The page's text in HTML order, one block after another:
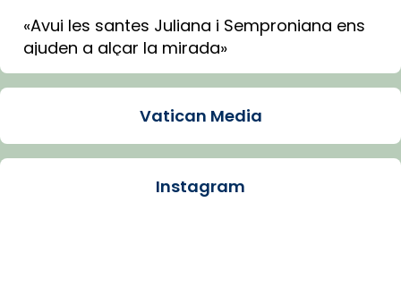
«Avui les santes Juliana i Semproniana ens
ajuden a alçar la mirada»
Mons. Sergi Gordo, bisbe de Tortosa, ha
Santes de Mataró.
🔗tinyurl.com/cvu5jmbk
Vatican Media
Instagram